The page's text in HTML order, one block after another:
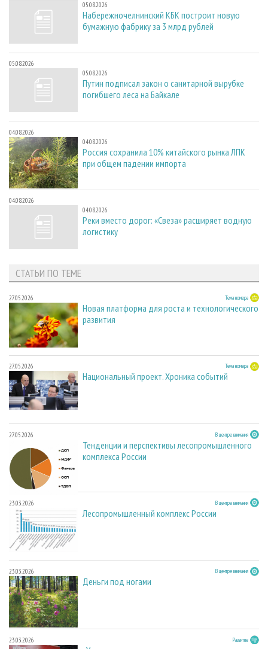
05.08.2026
Набережночелнинский КБК построит новую
бумажную фабрику за 3 млрд рублей
05.08.2026
05.08.2026
Путин подписал закон о санитарной вырубке
погибшего леса на Байкале
04.08.2026
04.08.2026
Россия сохранила 10% китайского рынка ЛПК
при общем падении импорта
04.08.2026
04.08.2026
Реки вместо дорог: «Свеза» расширяет водную
логистику
СТАТЬИ ПО ТЕМЕ
27.05.2026 Тема номера
Новая платформа для роста и технологического
развития
27.05.2026 Тема номера
Национальный проект. Хроника событий
27.05.2026 В центре внимания
Тенденции и перспективы лесопромышленного
комплекса России
23.03.2026 В центре внимания
Лесопромышленный комплекс России
23.03.2026 В центре внимания
Деньги под ногами
23.03.2026 Развитие